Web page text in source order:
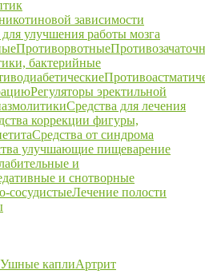
зависимости
улучшения работы мозга
Противорвотные
бактерийные
Регуляторы эректильной
Средства для лечения
коррекции фигуры,
Средства от синдрома
улучшающие пищеварение
и
и снотворные
сосудистыеЛечение полости
Ушные каплиАртрит